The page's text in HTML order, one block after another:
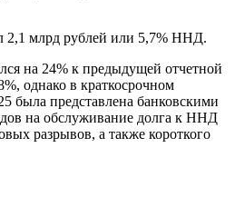
2,1 млрд рублей или 5,7% ННД.
на 24% к предыдущей отчетной
однако в краткосрочном
была представлена банковскими
на обслуживание долга к ННД
разрывов, а также короткого